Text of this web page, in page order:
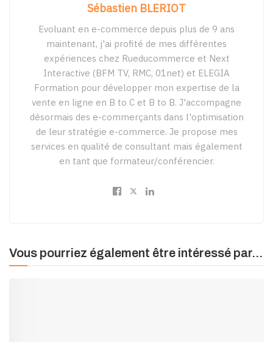
Sébastien BLERIOT
Evoluant en e-commerce depuis plus de 9 ans
maintenant, j'ai profité de mes différentes
expériences chez Rueducommerce et Next
Interactive (BFM TV, RMC, 01net) et ELEGIA
Formation pour développer mon expertise de la
vente en ligne en B to C et B to B. J'accompagne
désormais des e-commerçants dans l'optimisation
de leur stratégie e-commerce. Je propose mes
services en qualité de consultant mais également
en tant que formateur/conférencier.
Vous pourriez également être intéressé par...